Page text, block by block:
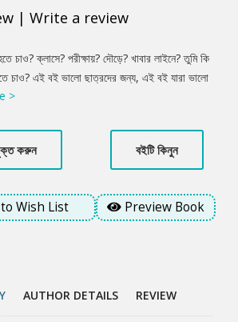
| Write a review
চাও? ক্লাসে? পরীক্ষায়? দৌড়ে? খাবার লাইনে? তুমি কি
চাও? এই বই ভালো ছাত্রদের জন্য, এই বই যারা ভালো
জন্য। এই বইয়ে সর্বকালের সর্বশ্রেষ্ঠ বাঙালিদের জীবনী
ভালো করার পরামর্শ আছে এতে। আছে জীবনে সফল হওয়ার
এই বইয়ে বলা হয়েছে, প্রতিটা জীবনই সফল। আসল
মানুষ হওয়া।
>
করুন বইটি কিনুন
Wish List Preview Book
AUTHOR DETAILS REVIEW